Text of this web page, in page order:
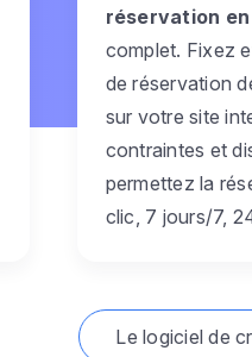
réservation
complet. Fixez
de réservation
sur votre site
contraintes et
permettez la
clic, 7 jours/7,
Le logiciel de